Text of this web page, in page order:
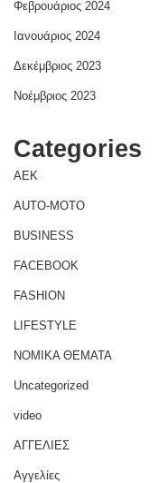
Φεβρουάριος 2024
Ιανουάριος 2024
Δεκέμβριος 2023
Νοέμβριος 2023
Categories
AEK
AUTO-MOTO
BUSINESS
FACEBOOK
FASHION
LIFESTYLE
NOMIKA ΘΕΜΑΤΑ
Uncategorized
video
ΑΓΓΕΛΙΕΣ
Αγγελίες